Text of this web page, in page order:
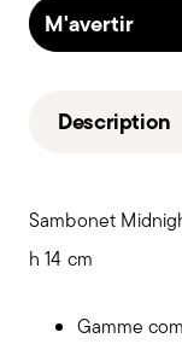
M'avertir
Description
Sambonet
h 14 cm
Gamme